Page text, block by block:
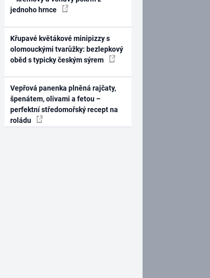
jednoho hrnce
Křupavé květákové minipizzy s
olomouckými tvarůžky: bezlepkový
oběd s typicky českým sýrem
Vepřová panenka plněná rajčaty,
špenátem, olivami a fetou –
perfektní středomořský recept na
roládu